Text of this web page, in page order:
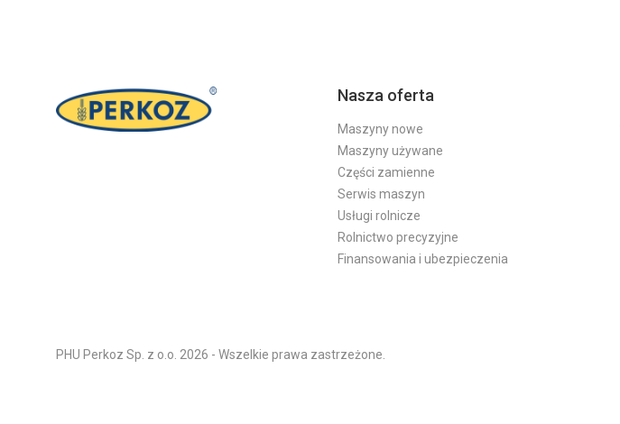
Nasza oferta
Maszyny nowe
Maszyny używane
Części zamienne
Serwis maszyn
Usługi rolnicze
Rolnictwo precyzyjne
Finansowania i ubezpieczenia
PHU Perkoz Sp. z o.o. 2026 - Wszelkie prawa zastrzeżone.